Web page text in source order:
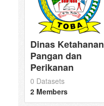
Dinas Ketahanan
Pangan dan
Perikanan
0 Datasets
2 Members